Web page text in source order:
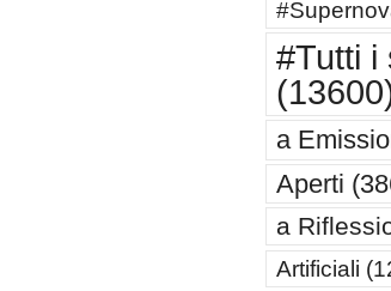
#Tutti i
a
Aperti
a
Artificiali